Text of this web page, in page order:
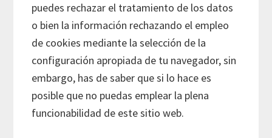
puedes rechazar el tratamiento de los datos
o bien la información rechazando el empleo
de cookies mediante la selección de la
configuración apropiada de tu navegador, sin
embargo, has de saber que si lo hace es
posible que no puedas emplear la plena
funcionabilidad de este sitio web.